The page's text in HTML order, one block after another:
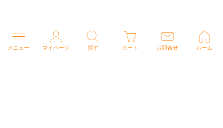
メニュー マイページ 探す カート お問合せ ホーム